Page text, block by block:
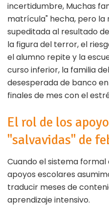
incertidumbre, Muchas
matrícula" hecha, pero
supeditada al resultado
la figura del terror, el
el alumno repite y la
curso inferior, la familia
desesperada de banco
finales de mes con el
El rol de los
"salvavidas" de
Cuando el sistema
apoyos escolares
traducir meses de
aprendizaje intensivo.